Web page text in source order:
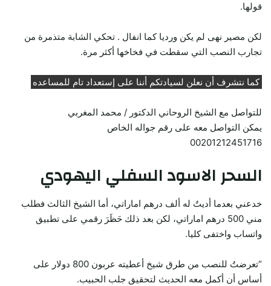
قولها.
لكن مصير نهى لم يكن ورديا كما انفال . تحكي الشابة متذمرة من
تجارب النصب التي سقطت في فخاخها أكثر مرة.
كما نتشرف أن نعلن لسيادتكم أننا على إستعداد تام للمساعده
للتواصل مع الشيخ الروحاني الدكتور / محمد المغربي
يمكن التواصل معه على رقم جواله الخاص
00201212451716
السحر الاسود السفلي اليهودي
خدعني بعدما أديتُ له ألف درهم اماراتي، أما الشيخ الثالث فطلب
مني 500 درهم اماراتي، لكن بعد ذلك حَظَرَ رقمي على تطبيق
واتساب واختفى كليا.
“تعرضتُ للنصب من طرق شيخ أعطيته عربون 800 دولار على
أساس أن أكمل معه الحديث لتحقيق جلب الحبيب.